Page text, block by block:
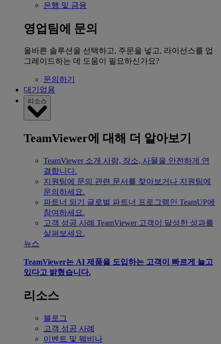
은행 및 금융
영업팀에 문의
올바른 솔루션을 선택하고, 주문을 넣고, 라이선스를 업
그레이드하는 데 도움이 필요하신가요?
문의하기
대기업용
리소스
TeamViewer에 대해 더 알아보기
TeamViewer 소개 사람, 장소, 사물을 안전하게 연
결합니다.
지원팀에 문의 관련 문서를 찾아보거나 지원팀에
문의하세요.
파트너 되기
글로벌 파트너 프로그램인 TeamUP에
참여하세요.
고객 성공 사례 TeamViewer 고객이 달성한 성과를
살펴보세요.
뉴스
TeamViewer는 AI 제품을 도입하는 고객이 빠르게 늘고
있다고 밝혔습니다.
리소스
블로그
고객 성공 사례
이벤트 및 웨비나